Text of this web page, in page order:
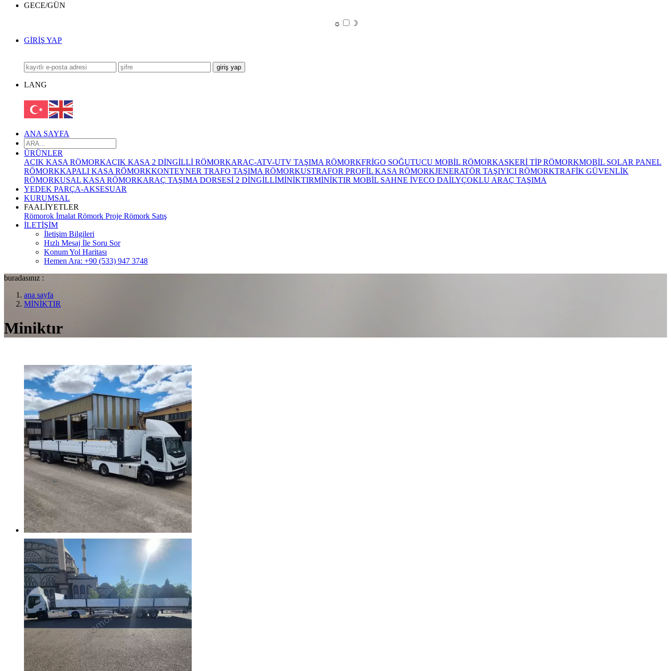
GECE/GÜN
☼
☽
GİRİŞ YAP
LANG
ANA SAYFA
ÜRÜNLER
AÇIK KASA RÖMORKAÇIK KASA 2 DİNGİLLİ RÖMORKARAÇ-ATV-UTV TAŞIMA RÖMORKFRİGO SOĞUTUCU MOBİL RÖMORKASKERİ TİP RÖMORKMOBİL SOLAR PANEL
RÖMORKKAPALI KASA RÖMORKKONTEYNER TRAFO TAŞIMA RÖMORKUSTRAFOR PROFİL KASA RÖMORKJENERATÖR TAŞIYICI RÖMORKTRAFİK GÜVENLİK
RÖMORKUSAL KASA RÖMORKARAÇ TAŞIMA DORSESİ 2 DİNGİLLİMİNİKTIRMİNİKTIR MOBİL SAHNE İVECO DAİLYÇOKLU ARAÇ TAŞIMA
YEDEK PARÇA-AKSESUAR
KURUMSAL
FAALİYETLER
Römorok İmalat Römork Proje Römork Satış
İLETİŞİM
İletişim Bilgileri
Hızlı Mesaj İle Soru Sor
Konum Yol Haritası
Hemen Ara: +90 (533) 947 3748
buradasınız :
ana sayfa
MİNİKTIR
Miniktır